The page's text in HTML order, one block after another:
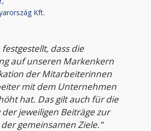
Kft.
festgestellt, dass die
auf unseren Markenkern
der Mitarbeiterinnen
mit dem Unternehmen
hat. Das gilt auch für die
jeweiligen Beiträge zur
gemeinsamen Ziele.”